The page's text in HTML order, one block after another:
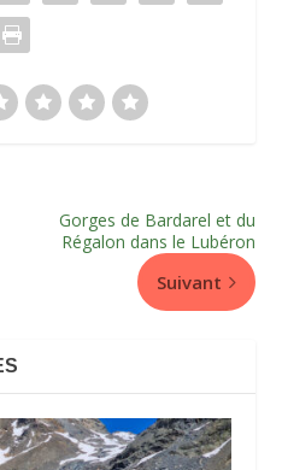
Gorges de Bardarel et du
Régalon dans le Lubéron
Suivant